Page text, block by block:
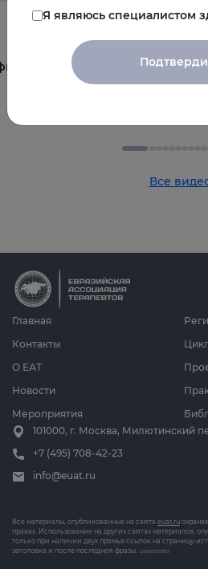
22.06.2026
Постменопауза на
терапевта
и
Все
Главная
О ЕАТ
Новости
Мероприятия
Контакты
101000, г. Москва, Милютинский
+7 (495) 708-42-23
info@euat.ru
Все материалы, опубликованные на сайте euat.ru
правах. Использование на других сайтах материалов,
только при наличии двух прямых ссылок на страницу-
заголовка и после последней фразы. v202607031833
Я являюсь специалистом